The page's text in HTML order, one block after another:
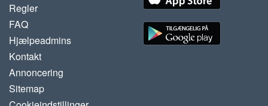
Regler
FAQ
Hjælpeadmins
Kontakt
Annoncering
Sitemap